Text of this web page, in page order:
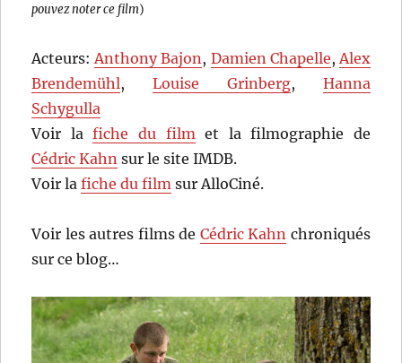
pouvez noter ce film)
Acteurs: Anthony Bajon , Damien Chapelle, Alex
Brendemühl,Louise Grinberg, Hanna
Schygulla
Voir lafiche du film et la filmographie de
Cédric Kahn sur le site IMDB.
Voir lafiche du film sur AlloCiné.
Voir les autres films de Cédric Kahn chroniqués
sur ce blog…